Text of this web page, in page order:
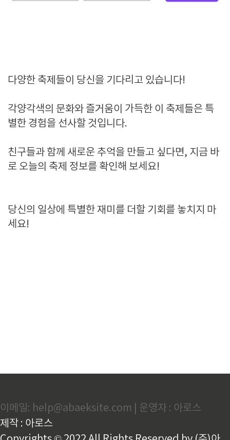
다양한 축제들이 당신을 기다리고 있습니다!
각양각색의 문화와 즐거움이 가득한 이 축제들은 특
별한 경험을 선사할 것입니다.
친구들과 함께 새로운 추억을 만들고 싶다면, 지금 바
로 오늘의 축제 정보를 확인해 보세요!
당신의 일상에 특별한 재미를 더할 기회를 놓치지 마
세요!
이메일: help@abaeksite.com | 운영자 : 아로스
제작 : 아로스